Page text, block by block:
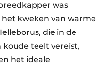
was
kweken van warme
die in de
teelt vereist,
het ideale